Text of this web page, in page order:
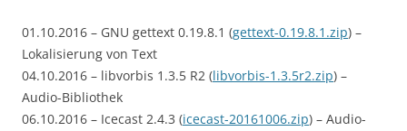
01.10.2016 – GNU gettext 0.19.8.1 (gettext-0.19.8.1.zip) –
Lokalisierung von Text
04.10.2016 – libvorbis 1.3.5 R2 (libvorbis-1.3.5r2.zip) –
Audio-Bibliothek
06.10.2016 – Icecast 2.4.3 (icecast-20161006.zip) – Audio-